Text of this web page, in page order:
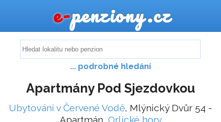
e-penziony.cz
... podrobné hledání
Apartmány Pod Sjezdovkou
Ubytování v Červené Vodě, Mlýnický Dvůr 54 -
Apartmán, Orlické hory